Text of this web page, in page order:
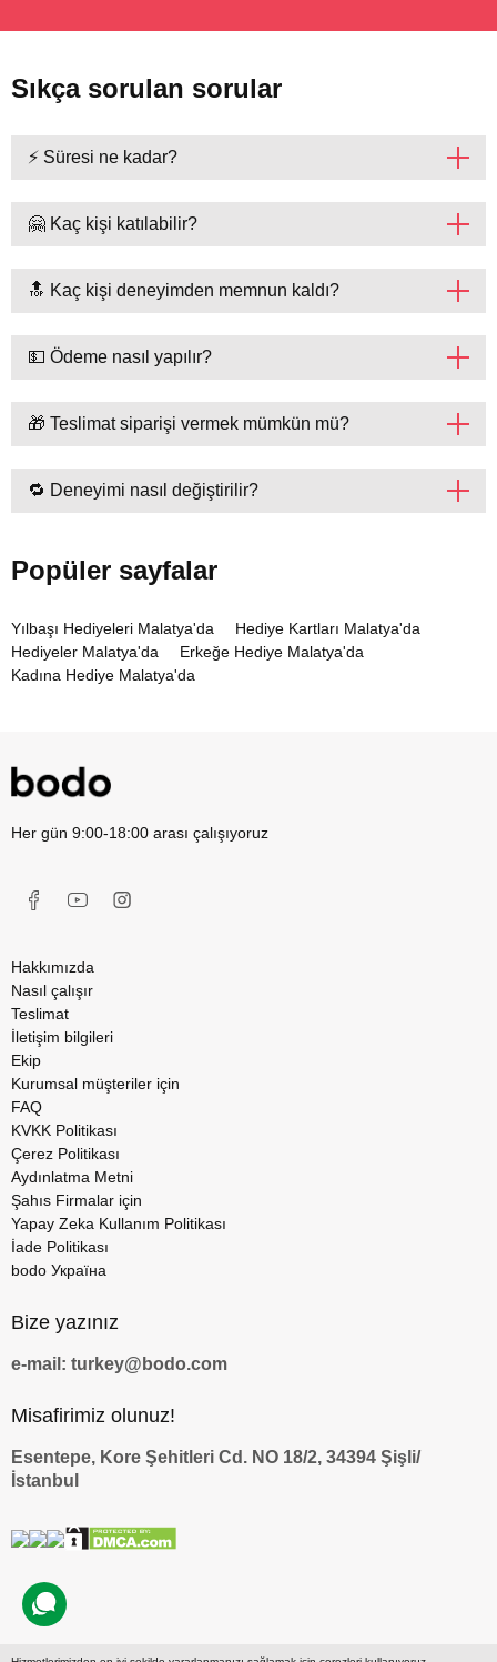
Sıkça sorulan sorular
⚡ Süresi ne kadar?
🤗 Kaç kişi katılabilir?
🔝 Kaç kişi deneyimden memnun kaldı?
💵 Ödeme nasıl yapılır?
🎁 Teslimat siparişi vermek mümkün mü?
🔁 Deneyimi nasıl değiştirilir?
Popüler sayfalar
Yılbaşı Hediyeleri Malatya'da
Hediye Kartları Malatya'da
Hediyeler Malatya'da
Erkeğe Hediye Malatya'da
Kadına Hediye Malatya'da
Her gün 9:00-18:00 arası çalışıyoruz
Hakkımızda
Nasıl çalışır
Teslimat
İletişim bilgileri
Ekip
Kurumsal müşteriler için
FAQ
KVKK Politikası
Çerez Politikası
Aydınlatma Metni
Şahıs Firmalar için
Yapay Zeka Kullanım Politikası
İade Politikası
bodo Україна
Bize yazınız
e-mail: turkey@bodo.com
Misafirimiz olunuz!
Esentepe, Kore Şehitleri Cd. NO 18/2, 34394 Şişli/
İstanbul